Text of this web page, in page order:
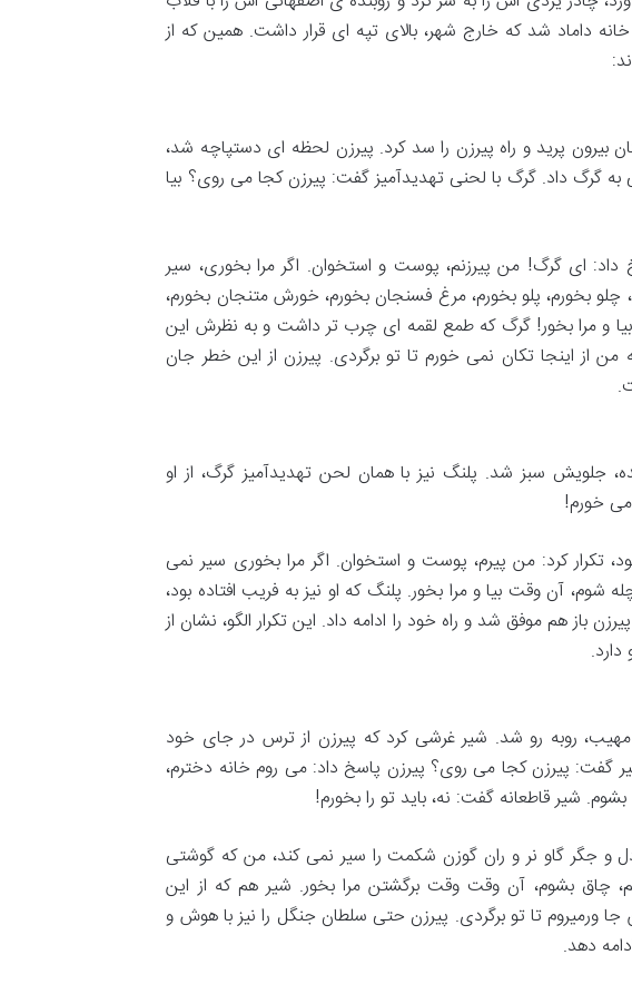
داماد شد که خارج شهر، بالای تپه ای قرار داشت. همین که از
بیرون پرید و راه پیرزن را سد کرد. پیرزن لحظه ای دستپاچه شد،
گرگ داد. گرگ با لحنی تهدیدآمیز گفت: پیرزن کجا می روی؟ بیا
ای گرگ! من پیرزنم، پوست و استخوان. اگر مرا بخوری، سیر
بخورم، پلو بخورم، مرغ فسنجان بخورم، خورش متنجان بخورم،
و مرا بخور! گرگ که طمع لقمه ای چرب تر داشت و به نظرش این
از اینجا تکان نمی خورم تا تو برگردی. پیرزن از این خطر جان
جلویش سبز شد. پلنگ نیز با همان لحن تهدیدآمیز گرگ، از او
خورم!
تکرار کرد: من پیرم، پوست و استخوان. اگر مرا بخوری سیر نمی
آن وقت بیا و مرا بخور. پلنگ که او نیز به فریب افتاده بود،
باز هم موفق شد و راه خود را ادامه داد. این تکرار الگو، نشان از
روبه رو شد. شیر غرشی کرد که پیرزن از ترس در جای خود
پیرزن کجا می روی؟ پیرزن پاسخ داد: می روم خانه دخترم،
شیر قاطعانه گفت: نه، باید تو را بخورم!
و جگر گاو نر و ران گوزن شکمت را سیر نمی کند، من که گوشتی
چاق بشوم، آن وقت وقت برگشتن مرا بخور. شیر هم که از این
تا تو برگردی. پیرزن حتی سلطان جنگل را نیز با هوش و
دهد.